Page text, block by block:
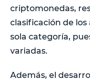
criptomonedas,
clasificación de
sola categoría,
variadas.
Además, el